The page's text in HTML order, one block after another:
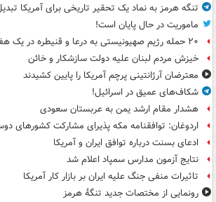
تنگه هرمز به نماد یک تحقیر تاریخی برای آمریکا
ماموریت در حال پایان است!
۲۰ حمله رژیم صهیونیستی به درعا و قنیطره در یک هفته
خیزش مردم لبنان علیه دولت سازشکار و خائن
معترضان آرژانتینی پرچم آمریکا را پایین کشیدند
شکاف‌های عمیق در اسرائیل!
هشدار مقام ارشد یمن به عربستان سعودی
اردوغان: توافقنامه مکه پذیرای مشارکت کشورهای
ادعای بسنت درباره توافق ایران و آمریکا
نتایج آزمون مدارس سمپاد اعلام شد
تاثیرات منفی جنگ علیه ایران بر بازار کار آمریکا
رونمایی از مختصات جدید تنگۀ هرمز